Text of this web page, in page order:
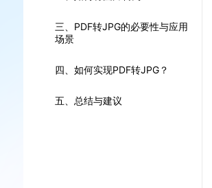
三、PDF转JPG的必要性与应用
场景
四、如何实现PDF转JPG？
五、总结与建议